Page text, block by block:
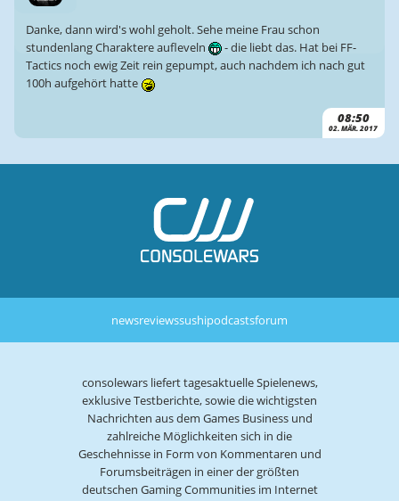
08:50
02. MÄR. 2017
Danke, dann wird's wohl geholt. Sehe meine Frau schon
stundenlang Charaktere aufleveln
- die liebt das. Hat bei FF-
Tactics noch ewig Zeit rein gepumpt, auch nachdem ich nach gut
100h aufgehört hatte
newsreviewssushipodcastsforum
consolewars liefert tagesaktuelle Spielenews,
exklusive Testberichte, sowie die wichtigsten
Nachrichten aus dem Games Business und
zahlreiche Möglichkeiten sich in die
Geschehnisse in Form von Kommentaren und
Forumsbeiträgen in einer der größten
deutschen Gaming Communities im Internet